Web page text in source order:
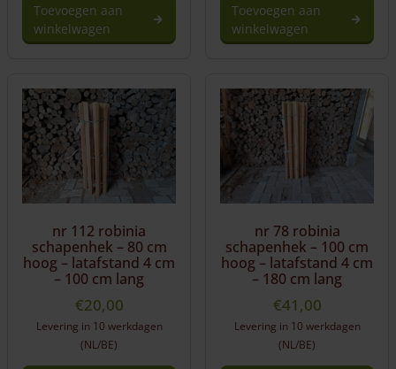
Toevoegen aan
winkelwagen
Toevoegen aan
winkelwagen
nr 112 robinia
schapenhek – 80 cm
hoog – latafstand 4 cm
– 100 cm lang
€20,00
Levering in 10 werkdagen
(NL/BE)
nr 78 robinia
schapenhek – 100 cm
hoog – latafstand 4 cm
– 180 cm lang
€41,00
Levering in 10 werkdagen
(NL/BE)